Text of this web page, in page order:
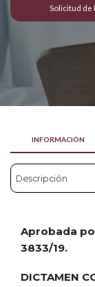
Solicitud de
INFORMACIÓN
Aprobada
3833/19.
DICTAMEN